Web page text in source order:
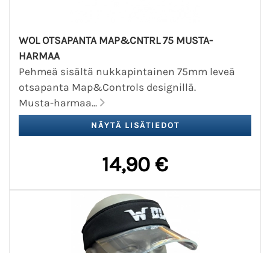
WOL OTSAPANTA MAP&CNTRL 75 MUSTA-
HARMAA
Pehmeä sisältä nukkapintainen 75mm leveä
otsapanta Map&Controls designillä.
Musta-harmaa...
14,90 €